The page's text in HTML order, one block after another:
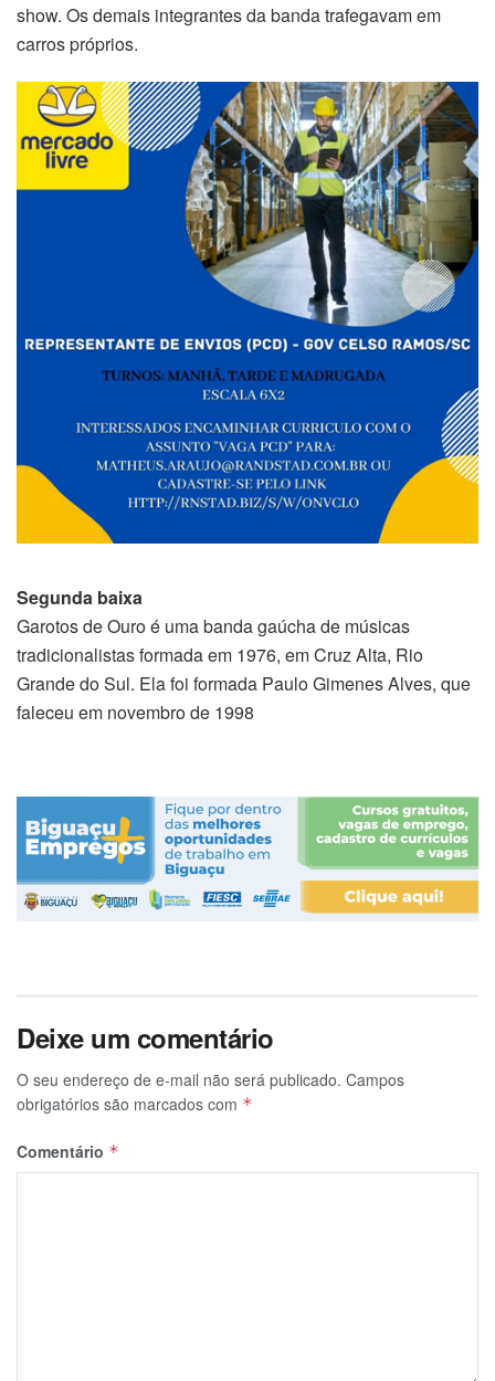
show. Os demais integrantes da banda trafegavam em
carros próprios.
Segunda baixa
Garotos de Ouro é uma banda gaúcha de músicas
tradicionalistas formada em 1976, em Cruz Alta, Rio
Grande do Sul. Ela foi formada Paulo Gimenes Alves, que
faleceu em novembro de 1998
Deixe um comentário
O seu endereço de e-mail não será publicado. Campos
obrigatórios são marcados com *
Comentário *